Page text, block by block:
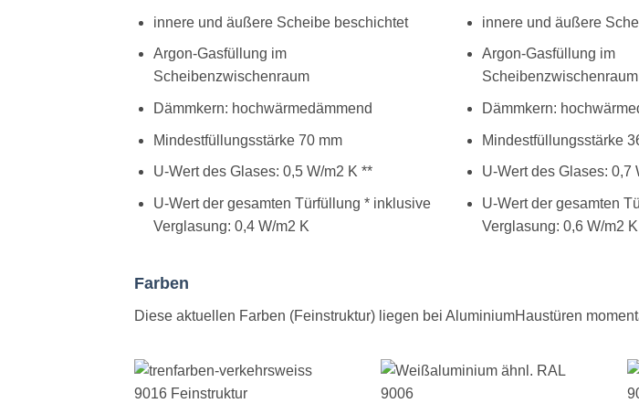
innere und äußere Scheibe beschichtet
Argon-Gasfüllung im
Scheibenzwischenraum
Dämmkern: hochwärmedämmend
Mindestfüllungsstärke 70 mm
U-Wert des Glases: 0,5 W/m2 K **
U-Wert der gesamten Türfüllung * inklusive
Verglasung: 0,4 W/m2 K
innere und äußere
Argon-Gasfüllung im
Scheibenzwischenraum
Dämmkern:
Mindestfüllungsstärke
U-Wert des Glases: 0,7
U-Wert der gesamten
Verglasung: 0,6 W/m2 K
Farben
Diese aktuellen Farben (Feinstruktur) liegen bei AluminiumHaustüren